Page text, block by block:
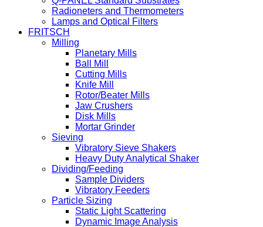
Radioneters and Thermometers
Lamps and Optical Filters
FRITSCH
Milling
Planetary Mills
Ball Mill
Cutting Mills
Knife Mill
Rotor/Beater Mills
Jaw Crushers
Disk Mills
Mortar Grinder
Sieving
Vibratory Sieve Shakers
Heavy Duty Analytical Shaker
Dividing/Feeding
Sample Dividers
Vibratory Feeders
Particle Sizing
Static Light Scattering
Dynamic Image Analysis